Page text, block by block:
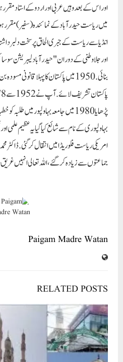
انڈیا سے ریاست کے جبری الحاق پر سخت
اور جلا وطنی کے دوران "حیدرآباد لیبریشن
بنائی.1950 میں پاکستان کا پہلا قانونی
پڑھایا1980 میں جامعہ بہاولپور
امریکی ریاست فلوریڈا میں انتقال کر گئی.ڈاکٹر
جماعتوں سے زیادہ کر گئے،اللہ تعالی انہیں
Paigam Madre Watan
RELATED POSTS